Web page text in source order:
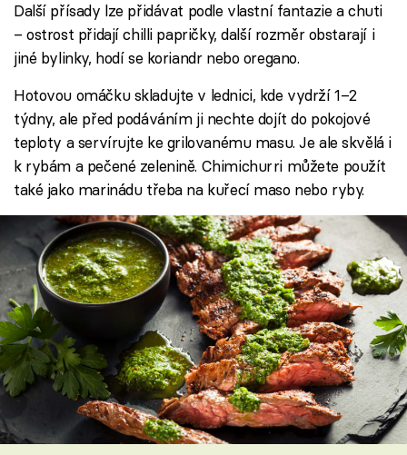
Další přísady lze přidávat podle vlastní fantazie a chuti
– ostrost přidají chilli papričky, další rozměr obstarají i
jiné bylinky, hodí se koriandr nebo oregano.
Hotovou omáčku skladujte v lednici, kde vydrží 1–2
týdny, ale před podáváním ji nechte dojít do pokojové
teploty a servírujte ke grilovanému masu. Je ale skvělá i
k rybám a pečené zelenině. Chimichurri můžete použít
také jako marinádu třeba na kuřecí maso nebo ryby.